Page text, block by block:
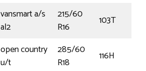
vansmart a/s
al2
215/60
R16
103T
open country
u/t
285/60
R18
116H